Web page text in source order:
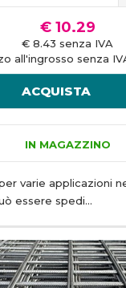
€ 10.29
€ 8.43 senza IVA
all'ingrosso senza
ACQUISTA
IN MAGAZZINO
varie applicazioni
essere spedi...